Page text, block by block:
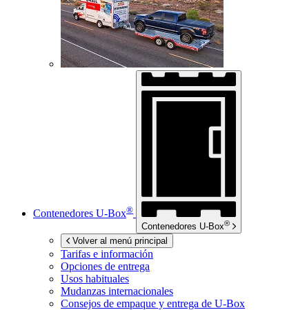
Contenedores U-Box®
Contenedores U-Box®
Volver al menú principal
Tarifas e información
Opciones de entrega
Usos habituales
Mudanzas internacionales
Consejos de empaque y entrega de U-Box